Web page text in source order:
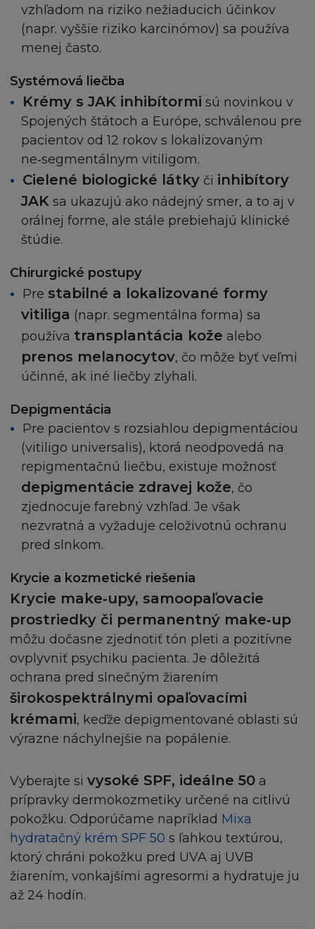
vzhľadom na riziko nežiaducich účinkov
(napr. vyššie riziko karcinómov) sa používa
menej často.
Systémová liečba
Krémy s JAK inhibítormi sú novinkou v
Spojených štátoch a Európe, schválenou pre
pacientov od 12 rokov s lokalizovaným
ne‑segmentálnym vitiligom.
Cielené biologické látky či inhibítory
JAK sa ukazujú ako nádejný smer, a to aj v
orálnej forme, ale stále prebiehajú klinické
štúdie.
Chirurgické postupy
Pre stabilné a lokalizované formy
vitiliga (napr. segmentálna forma) sa
používa transplantácia kože alebo
prenos melanocytov, čo môže byť veľmi
účinné, ak iné liečby zlyhali.
Depigmentácia
Pre pacientov s rozsiahlou depigmentáciou
(vitiligo universalis), ktorá neodpovedá na
repigmentačnú liečbu, existuje možnosť
depigmentácie zdravej kože, čo
zjednocuje farebný vzhľad. Je však
nezvratná a vyžaduje celoživotnú ochranu
pred slnkom.
Krycie a kozmetické riešenia
Krycie make‑upy, samoopaľovacie
prostriedky či permanentný make‑up
môžu dočasne zjednotiť tón pleti a pozitívne
ovplyvniť psychiku pacienta. Je dôležitá
ochrana pred slnečným žiarením
širokospektrálnymi opaľovacími
krémami, keďže depigmentované oblasti sú
výrazne náchylnejšie na popálenie.
Vyberajte si vysoké SPF, ideálne 50 a
prípravky dermokozmetiky určené na citlivú
pokožku. Odporúčame napríklad Mixa
hydratačný krém SPF 50 s ľahkou textúrou,
ktorý chráni pokožku pred UVA aj UVB
žiarením, vonkajšími agresormi a hydratuje ju
až 24 hodín.